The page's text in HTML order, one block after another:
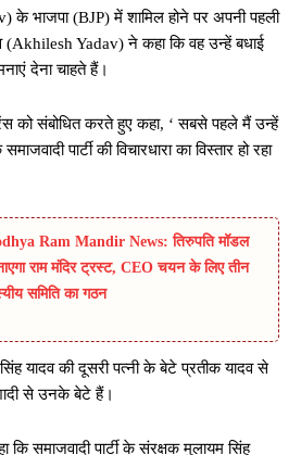
के भाजपा (BJP) में शामिल होने पर अपनी पहली
(Akhilesh Yadav) ने कहा कि वह उन्हें बधाई
देना चाहते हैं।
को संबोधित करते हुए कहा, ‘ सबसे पहले मैं उन्हें
पार्टी की विचारधारा का विस्तार हो रहा
Ram Mandir News: तिरुपति मॉडल
राम मंदिर ट्रस्ट, CEO चयन के लिए तीन
समिति का गठन
यादव की दूसरी पत्नी के बेटे प्रतीक यादव से
से उनके बेटे हैं।
समाजवादी पार्टी के संरक्षक मुलायम सिंह